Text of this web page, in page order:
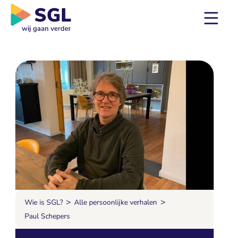
Wie is SGL? > Alle persoonlijke verhalen >
Paul Schepers